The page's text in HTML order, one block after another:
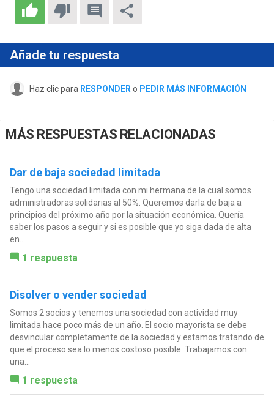
Añade tu respuesta
Haz clic para RESPONDER o PEDIR MÁS INFORMACIÓN
MÁS RESPUESTAS RELACIONADAS
Dar de baja sociedad limitada
Tengo una sociedad limitada con mi hermana de la cual somos
administradoras solidarias al 50%. Queremos darla de baja a
principios del próximo año por la situación económica. Quería
saber los pasos a seguir y si es posible que yo siga dada de alta
en...
1 respuesta
Disolver o vender sociedad
Somos 2 socios y tenemos una sociedad con actividad muy
limitada hace poco más de un año. El socio mayorista se debe
desvincular completamente de la sociedad y estamos tratando de
que el proceso sea lo menos costoso posible. Trabajamos con
una...
1 respuesta